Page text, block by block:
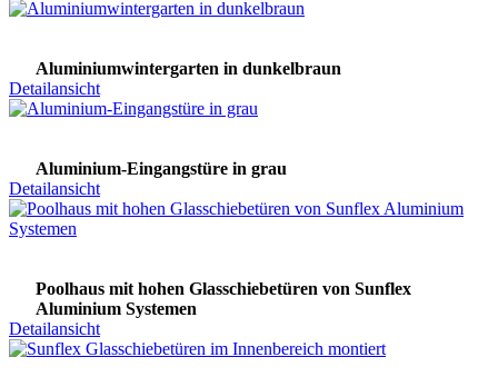
Aluminiumwintergarten in dunkelbraun
Detailansicht
Aluminium-Eingangstüre in grau
Detailansicht
Poolhaus mit hohen Glasschiebetüren von Sunflex
Aluminium Systemen
Detailansicht